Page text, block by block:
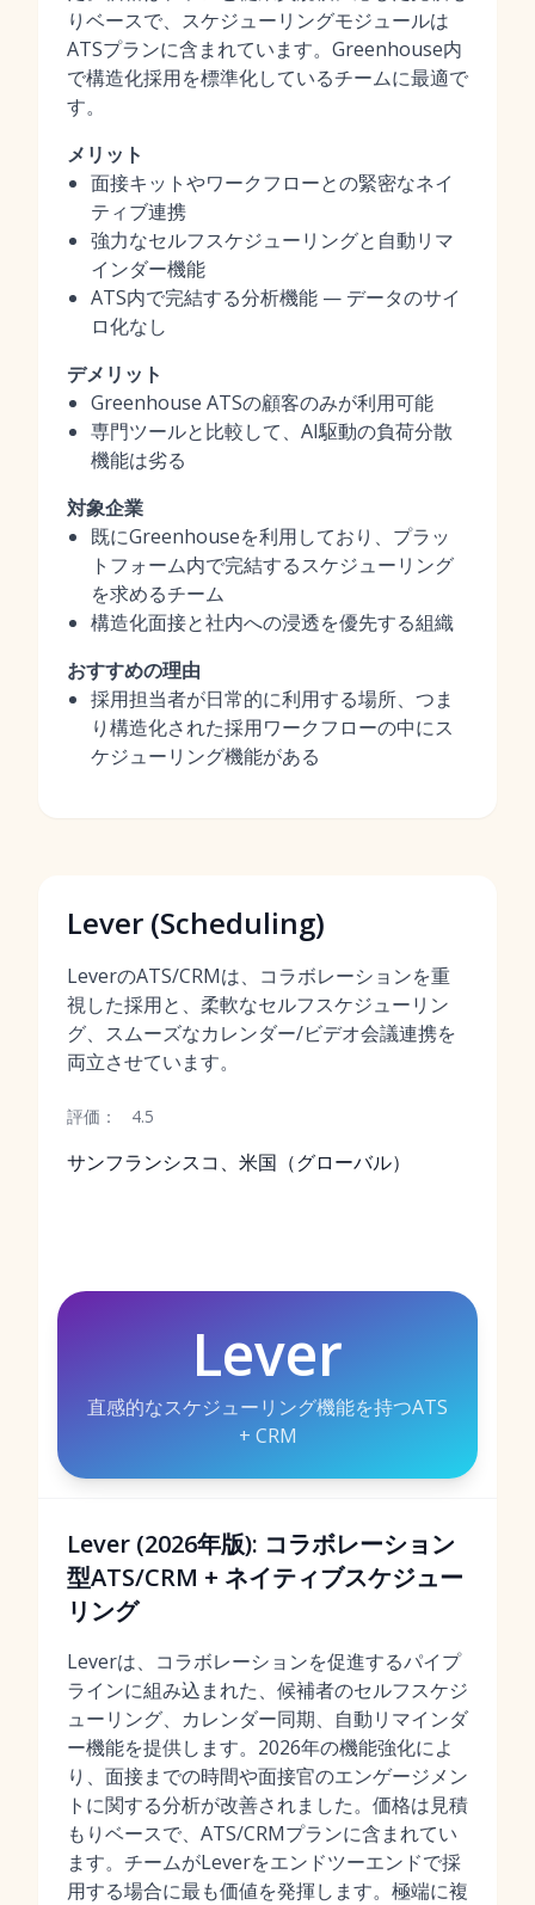
りベースで、スケジューリングモジュールは
ATSプランに含まれています。Greenhouse内
で構造化採用を標準化しているチームに最適で
す。
メリット
面接キットやワークフローとの緊密なネイ
ティブ連携
強力なセルフスケジューリングと自動リマ
インダー機能
ATS内で完結する分析機能 — データのサイ
ロ化なし
デメリット
Greenhouse ATSの顧客のみが利用可能
専門ツールと比較して、AI駆動の負荷分散
機能は劣る
対象企業
既にGreenhouseを利用しており、プラッ
トフォーム内で完結するスケジューリング
を求めるチーム
構造化面接と社内への浸透を優先する組織
おすすめの理由
採用担当者が日常的に利用する場所、つま
り構造化された採用ワークフローの中にス
ケジューリング機能がある
Lever (Scheduling)
LeverのATS/CRMは、コラボレーションを重
視した採用と、柔軟なセルフスケジューリン
グ、スムーズなカレンダー/ビデオ会議連携を
両立させています。
評価： 4.5
サンフランシスコ、米国（グローバル）
Lever
直感的なスケジューリング機能を持つATS
+ CRM
Lever (2026年版): コラボレーション
型ATS/CRM + ネイティブスケジュー
リング
Leverは、コラボレーションを促進するパイプ
ラインに組み込まれた、候補者のセルフスケジ
ューリング、カレンダー同期、自動リマインダ
ー機能を提供します。2026年の機能強化によ
り、面接までの時間や面接官のエンゲージメン
トに関する分析が改善されました。価格は見積
もりベースで、ATS/CRMプランに含まれてい
ます。チームがLeverをエンドツーエンドで採
用する場合に最も価値を発揮します。極端に複